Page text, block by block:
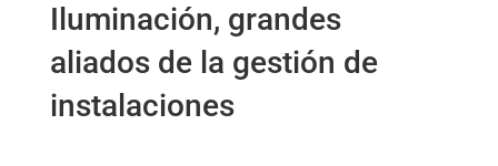
Iluminación, grandes
aliados de la gestión de
instalaciones